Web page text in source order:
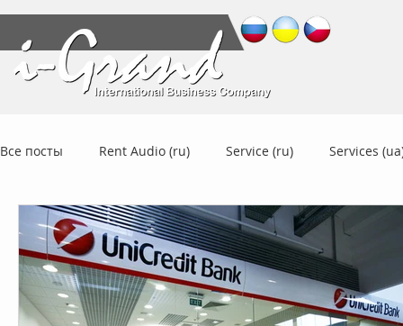
Все посты Rent Audio (ru) Service (ru) Services
Tourism UA-CZ News (ru) UA-CZ News (cz)
Cesta k Integraci - News (ru) Cesta k Integraci - Main